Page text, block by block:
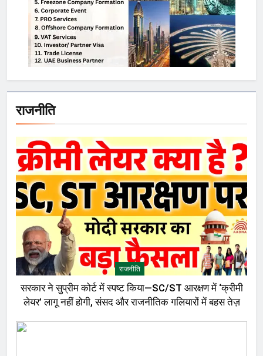
राजनीति
राजनीति
सरकार ने सुप्रीम कोर्ट में स्पष्ट किया—SC/ST आरक्षण में ‘क्रीमी
लेयर’ लागू नहीं होगी, संसद और राजनीतिक गलियारों में बहस तेज़